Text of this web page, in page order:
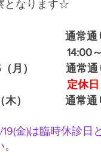
となります☆
　　   　　 通常通
　　　　　14:00
（月）　　　通常
　　　　　定休日
木）　　　  通常通
19(金)は臨時休診日